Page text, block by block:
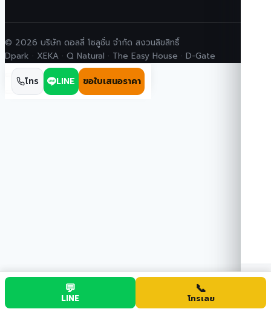
© 2026 บริษัท ดอลลี่ โซลูชั่น จำกัด สงวนลิขสิทธิ์
Dpark · XEKA · Q Natural · The Easy House · D-Gate
โทร LINE ขอใบเสนอราคา
💬
LINE
📞
โทรเลย